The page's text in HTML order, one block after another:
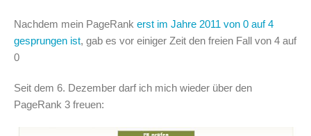
Nachdem mein PageRank erst im Jahre 2011 von 0 auf 4
gesprungen ist, gab es vor einiger Zeit den freien Fall von 4 auf
0
Seit dem 6. Dezember darf ich mich wieder über den
PageRank 3 freuen: